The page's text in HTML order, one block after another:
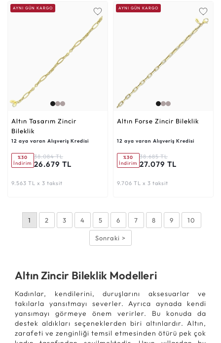
AYNI GÜN KARGO
Altın Tasarım Zincir
Bileklik
12 aya varan Alışveriş Kredisi
%30
İndirim
38.084 TL
26.679 TL
9.563 TL x 3 taksit
AYNI GÜN KARGO
Altın Forse Zincir Bileklik
12 aya varan Alışveriş Kredisi
%30
İndirim
38.685 TL
27.079 TL
9.706 TL x 3 taksit
1 2 3 4 5 6 7 8 9 10
Sonraki >
Altın Zincir Bileklik Modelleri
Kadınlar, kendilerini, duruşlarını aksesuarlar ve
takılarla yansıtmayı severler. Ayrıca aynada kendi
yansımayı görmeye önem verirler. Bu konuda da
destek aldıkları seçeneklerden biri altınlardır. Altın,
zarafeti ve zenginliği temsil etmesinden ötürü pek çok